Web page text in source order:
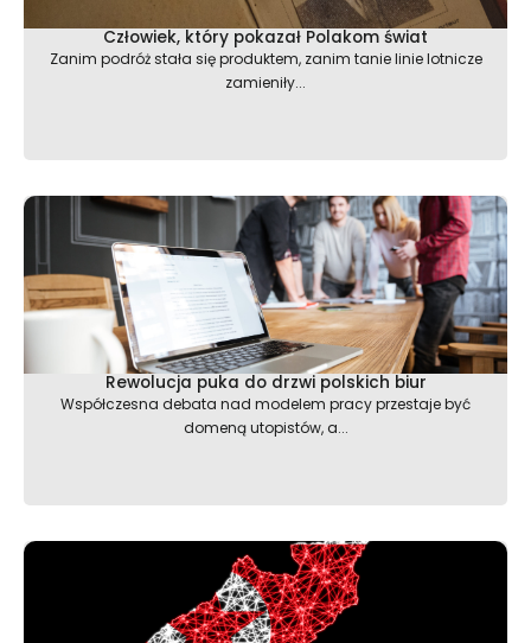
Człowiek, który pokazał Polakom świat
Zanim podróż stała się produktem, zanim tanie linie lotnicze
zamieniły...
Rewolucja puka do drzwi polskich biur
Współczesna debata nad modelem pracy przestaje być
domeną utopistów, a...